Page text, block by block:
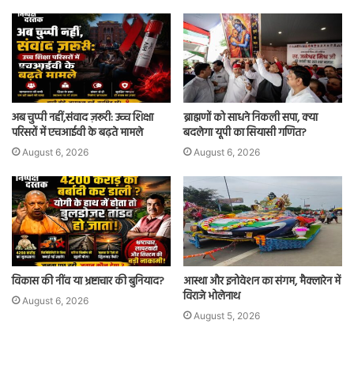
अब चुप्पी नहीं,संवाद ज़रूरी: उच्च शिक्षा
परिसरों में एचआईवी के बढ़ते मामले
August 6, 2026
ब्राह्मणों को साधने निकली सपा, क्या
बदलेगा यूपी का सियासी गणित?
August 6, 2026
विकास की नींव या भ्रष्टाचार की बुनियाद?
August 6, 2026
आस्था और इनोवेशन का संगम, मैक्लारेन में
विराजे भोलेनाथ
August 5, 2026